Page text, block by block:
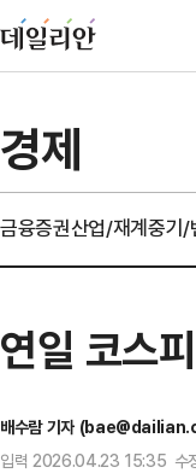
경제
금융증권산업/재계중기/
연일 코스
배수람 기자
입력 2026.04.23 15:35